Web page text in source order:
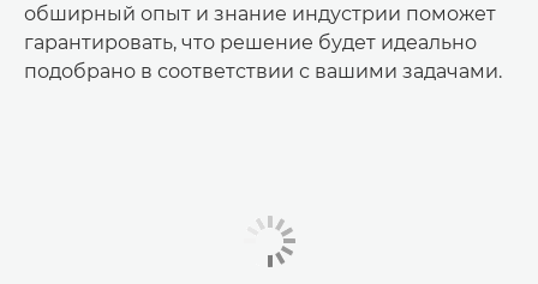
обширный опыт и знание индустрии поможет
гарантировать, что решение будет идеально
подобрано в соответствии с вашими задачами.